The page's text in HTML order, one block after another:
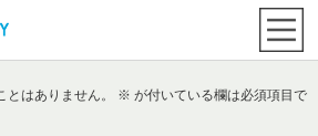
はありません。 ※ が付いている欄は必須項目で